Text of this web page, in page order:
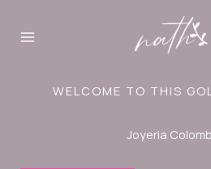
WELCOME TO THIS
Joyeria